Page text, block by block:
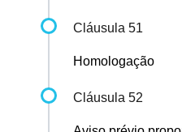
Cláusula 51
Homologação
Cláusula 52